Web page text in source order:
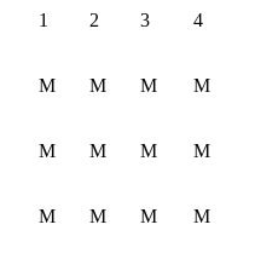
1 2 3 4
М М М М
М М М М
М М М М